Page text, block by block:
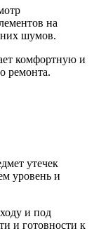
на
шумов.
комфортную и
ремонта.
утечек
уровень и
и под
и готовности к